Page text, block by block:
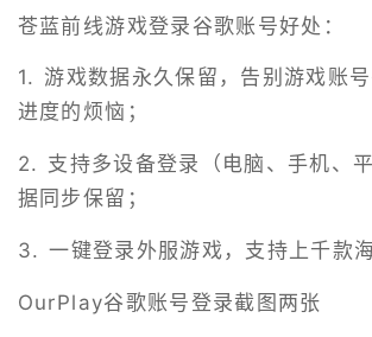
苍蓝前线游戏登录谷歌账号好处：
1. 游戏数据永久保留，告别游戏账
进度的烦恼；
2. 支持多设备登录（电脑、手机、
据同步保留；
3. 一键登录外服游戏，支持上千款
OurPlay谷歌账号登录截图两张